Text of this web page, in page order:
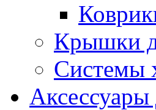
Крышки
Системы